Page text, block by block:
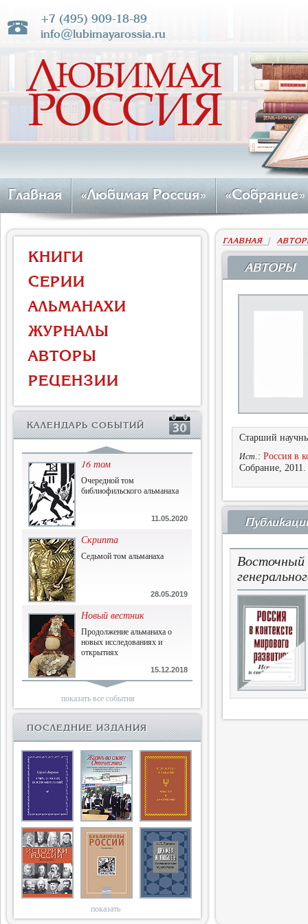
+7 (495) 909-18-89
info@lubimayarossia.ru
Главная «Любимая Россия» «Собрание»
КНИГИ
СЕРИИ
АЛЬМАНАХИ
ЖУРНАЛЫ
АВТОРЫ
РЕЦЕНЗИИ
КАЛЕНДАРЬ СОБЫТИЙ
Власть и церковь
Противостояние во время
массового голода
История и историческая
исторической мысли
16 том
Очередной том
библиофильского альманаха
11.05.2020
Скрипта
Седьмой том альманаха
28.05.2019
Новый вестник
Продолжение альманаха о
новых исследованиях и
открытиях
15.12.2018
Библиофилам
Четырнадцатый и не последний
Двенадцатый
Новый том Вестника истории,
литературы, искусства
25.09.2017
Книги блокады
Последняя книга Т.В.Сталевой
15.06.2017
Энциклопедия историков
показать все события
ПОСЛЕДНИЕ ИЗДАНИЯ
показать
ГЛАВНАЯ |
АВТОРЫ
Старший
Ист.: Россия в
Собрание, 2011.
Восточный